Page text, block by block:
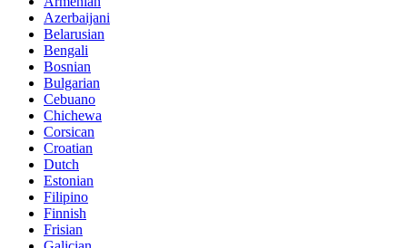
Azerbaijani
Belarusian
Bengali
Bosnian
Bulgarian
Cebuano
Chichewa
Corsican
Croatian
Dutch
Estonian
Filipino
Finnish
Frisian